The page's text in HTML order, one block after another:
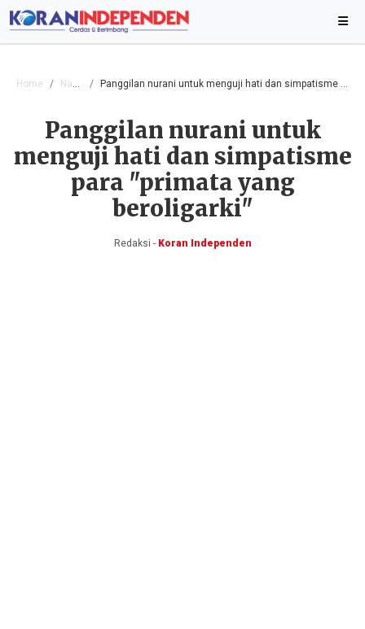
Home Nasional Panggilan nurani untuk menguji hati dan simpatisme para "primata yang beroligarki"
Panggilan nurani untuk
menguji hati dan simpatisme
para "primata yang
beroligarki"
Redaksi -Koran Independen